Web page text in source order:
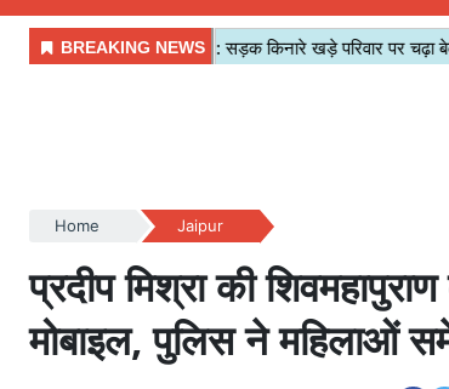
Home Jaipur
प्रदीप मिश्रा की
मोबाइल, पुलिस ने महिलाओं